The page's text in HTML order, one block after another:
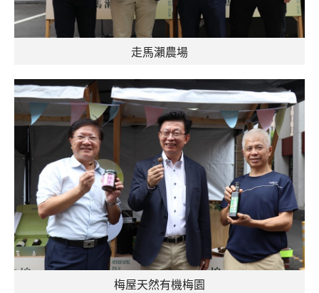
走馬瀨農場
梅屋天然有機梅園